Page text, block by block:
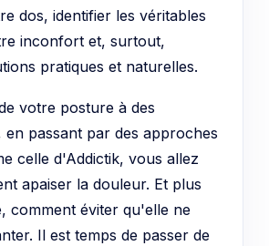
dos, identifier les véritables
inconfort et, surtout,
pratiques et naturelles.
votre posture à des
en passant par des approches
celle d'Addictik, vous allez
apaiser la douleur. Et plus
comment éviter qu'elle ne
Il est temps de passer de